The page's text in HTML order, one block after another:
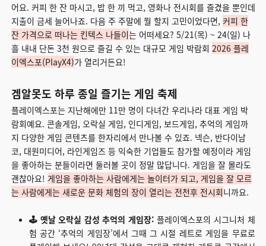
어요. 커피 한 잔 마시고, 밥 한 끼 먹고, 영화나 전시회를 즐겼을 뿐인데
지출이 금세 늘어나죠. 다음 주 주말에 뭘 할지 고민이었다면, 커피 한
잔 가격으로 떠나는 킨텍스 나들이는 어떠세요? 5/21(목) ~ 24(일) 나
흘 내내 단돈 3천 원으로 즐길 수 있는 대규모 게임 박람회 2026 플레
이엑스포(PlayX4)가 열리거든요!
겜알못도 하루 종일 즐기는 게임 축제
플레이엑스포는 지난해에만 11만 명이 다녀간 우리나라 대표 게임 박
람회예요. 콘솔게임, 오락실 게임, 인디게임, 보드게임, 추억의 게임까
지 다양한 게임 콘텐츠를 한자리에서 만나볼 수 있죠. 넥슨, 반다이남
코, 대원미디어, 라인게임즈 등 익숙한 기업들도 참가할 예정이라 게임
을 좋아하는 분들이라면 둘러볼 곳이 정말 많답니다. 게임을 잘 몰라도
괜찮아요! 게임을 좋아하는 사람에게는 놀이터가 되고, 게임을 잘 모르
는 사람에게는 새로운 문화 체험의 장이 열리는 전천후 전시회니까요.
🕹️ 옛날 오락실 감성 추억의 게임장:플레이엑스포의 시그니처 체
험 공간 ‘추억의 게임장’에서 그때 그 시절 레트로 게임을 무료로